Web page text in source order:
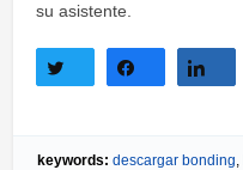
su asistente.
keywords: descargar bonding,